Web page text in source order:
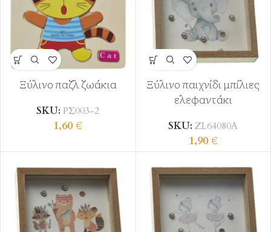
Ξύλινο παζλ ζωάκια
SKU:ΡΣ003-2
1,60€
Ξύλινο παιχνίδι μπίλιες
ελεφαντάκι
SKU: ZL64080Α
1,90€